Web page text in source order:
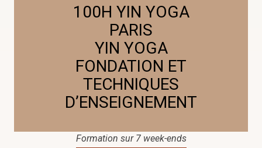
100H YIN YOGA
PARIS
YIN YOGA
FONDATION ET
TECHNIQUES
D’ENSEIGNEMENT
Formation sur 7 week-ends